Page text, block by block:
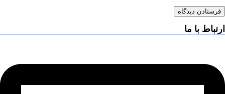
فرستادن دیدگاه
ارتباط با ما